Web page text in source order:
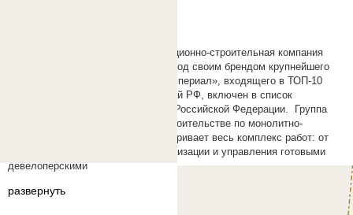
ГК ТОЧНО – лидирующая инвестиционно-строительная компания
Юга России, которая объединила под своим брендом крупнейшего
застройщика ООО СЗ «ЮгСтройИмпериал», входящего в ТОП-10
крупнейших строительных компаний РФ, включен в список
системообразующих предприятий Российской Федерации. Группа
компаний специализируется на строительстве по монолитно-
кирпичной технологии и предусматривает весь комплекс работ: от
создания идеи проекта до его реализации и управления готовыми
девелоперскими
развернуть